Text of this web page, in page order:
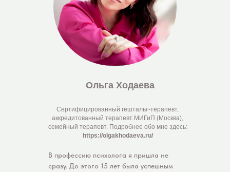
Сертифицированный гештальт-терапевт,
аккредитованный терапевт МИГиП (Москва),
семейный терапевт. Подробнее обо мне здесь:
https://olgakhodaeva.ru/
В профессию психолога я пришла не
сразу. До этого 15 лет была успешным
Ольга Ходаева